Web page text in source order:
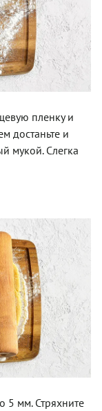
пленку и
достаньте и
мукой. Слегка
5 мм. Стряхните